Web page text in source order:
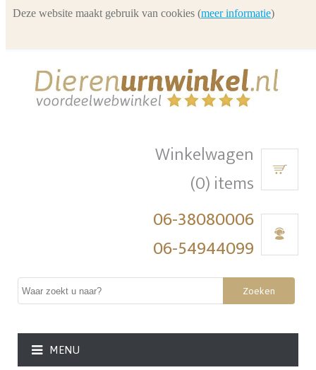
Winkelwagen
(0) items
06-38080006
06-54944099
Zoeken
MENU
Deze website maakt gebruik van cookies (meer informatie)